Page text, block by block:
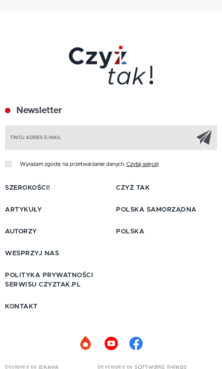
Newsletter
Wyrażam zgodę na przetwarzanie danych. Czytaj więcej
SZEROKOŚCI!
ARTYKUŁY
AUTORZY
CZYŻ TAK
POLSKA SAMORZĄDNA
POLSKA
WESPRZYJ NAS
POLITYKA PRYWATNOŚCI
SERWISU CZYZTAK.PL
KONTAKT
Designed by Developed by